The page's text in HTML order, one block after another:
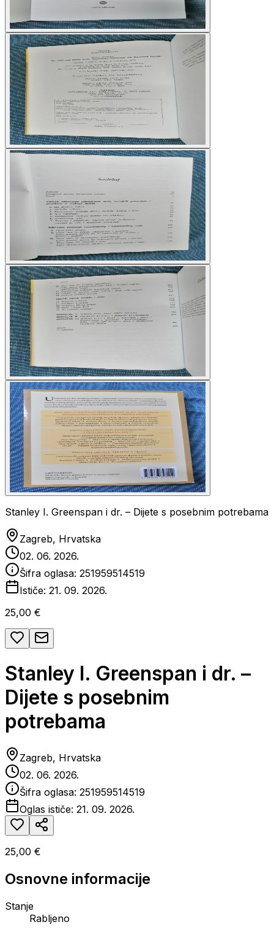
Stanley I. Greenspan i dr. – Dijete s posebnim potrebama
Zagreb, Hrvatska
02. 06. 2026.
Šifra oglasa: 251959514519
Ističe: 21. 09. 2026.
25,00 €
Stanley I. Greenspan i dr. –
Dijete s posebnim
potrebama
Zagreb, Hrvatska
02. 06. 2026.
Šifra oglasa: 251959514519
Oglas ističe: 21. 09. 2026.
25,00 €
Osnovne informacije
Stanje
Rabljeno